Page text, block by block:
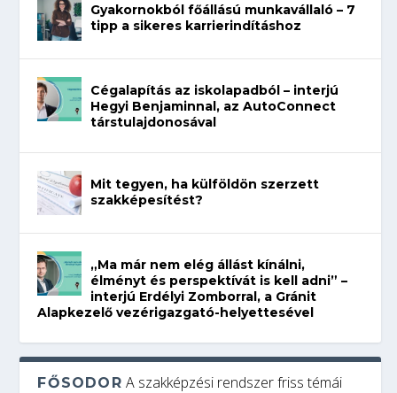
Gyakornokból főállású munkavállaló – 7
tipp a sikeres karrierindításhoz
Cégalapítás az iskolapadból – interjú
Hegyi Benjaminnal, az AutoConnect
társtulajdonosával
Mit tegyen, ha külföldön szerzett
szakképesítést?
„Ma már nem elég állást kínálni,
élményt és perspektívát is kell adni” –
interjú Erdélyi Zomborral, a Gránit
Alapkezelő vezérigazgató-helyettesével
FŐSODOR A szakképzési rendszer friss témái